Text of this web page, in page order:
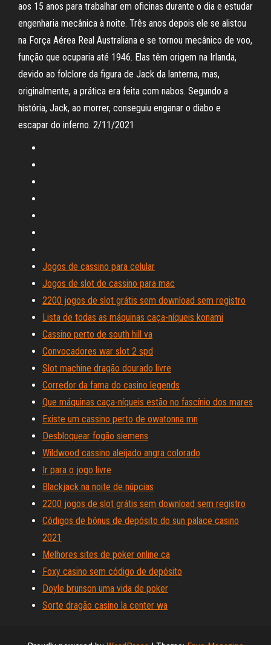
aos 15 anos para trabalhar em oficinas durante o dia e estudar
engenharia mecânica à noite. Três anos depois ele se alistou
na Força Aérea Real Australiana e se tornou mecânico de voo,
função que ocuparia até 1946. Elas têm origem na Irlanda,
devido ao folclore da figura de Jack da lanterna, mas,
originalmente, a prática era feita com nabos. Segundo a
história, Jack, ao morrer, conseguiu enganar o diabo e
escapar do inferno. 2/11/2021
Jogos de cassino para celular
Jogos de slot de cassino para mac
2200 jogos de slot grátis sem download sem registro
Lista de todas as máquinas caça-níqueis konami
Cassino perto de south hill va
Convocadores war slot 2 spd
Slot machine dragão dourado livre
Corredor da fama do casino legends
Que máquinas caça-níqueis estão no fascínio dos mares
Existe um cassino perto de owatonna mn
Desbloquear fogão siemens
Wildwood cassino aleijado angra colorado
Ir para o jogo livre
Blackjack na noite de núpcias
2200 jogos de slot grátis sem download sem registro
Códigos de bônus de depósito do sun palace casino
2021
Melhores sites de poker online ca
Foxy casino sem código de depósito
Doyle brunson uma vida de poker
Sorte dragão casino la center wa